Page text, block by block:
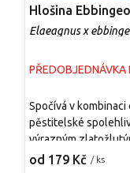
Hlošina
Elaeagnus x
od 179 Kč / ks
Spočívá v
pěstitelské
výrazným
zimních měsících.